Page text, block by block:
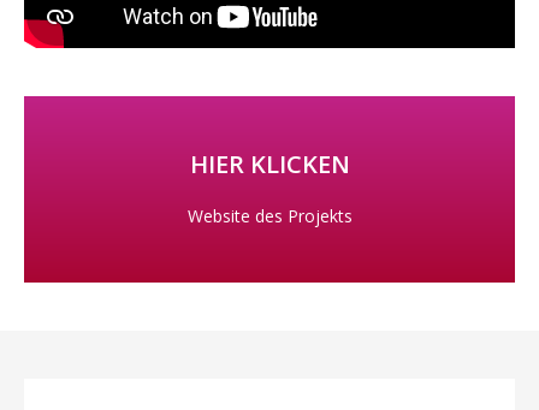
HIER KLICKEN
Website des Projekts